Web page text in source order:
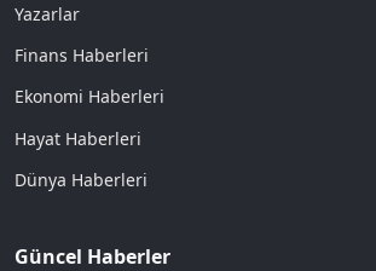
Yazarlar
Finans Haberleri
Ekonomi Haberleri
Hayat Haberleri
Dünya Haberleri
Güncel Haberler